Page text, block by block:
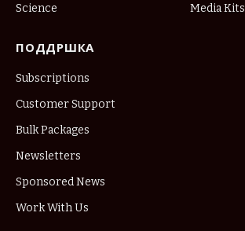
Science
Media Kits
ПОДДРШКА
Subscriptions
Customer Support
Bulk Packages
Newsletters
Sponsored News
Work With Us